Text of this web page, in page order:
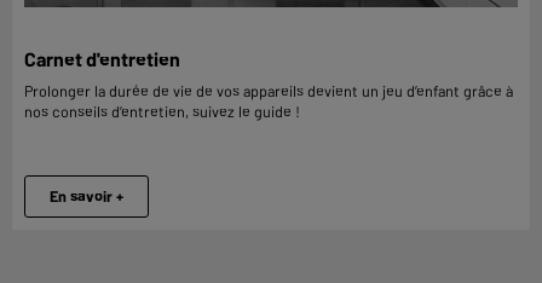
Carnet d'entretien
Prolonger la durée de vie de vos appareils devient un jeu d’enfant grâce à
nos conseils d’entretien, suivez le guide !
En savoir +